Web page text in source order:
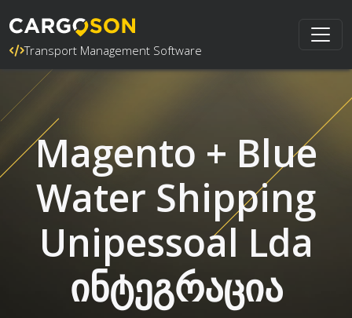
Transport Management Software
Magento + Blue
Water Shipping
Unipessoal Lda
ინტეგრაცია